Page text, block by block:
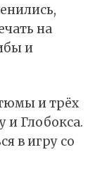
на
и
и трёх
и Глобокса.
в игру со